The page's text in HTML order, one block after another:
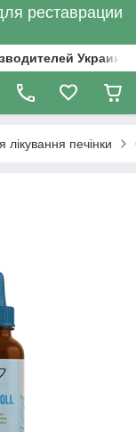
реставрации
печінки